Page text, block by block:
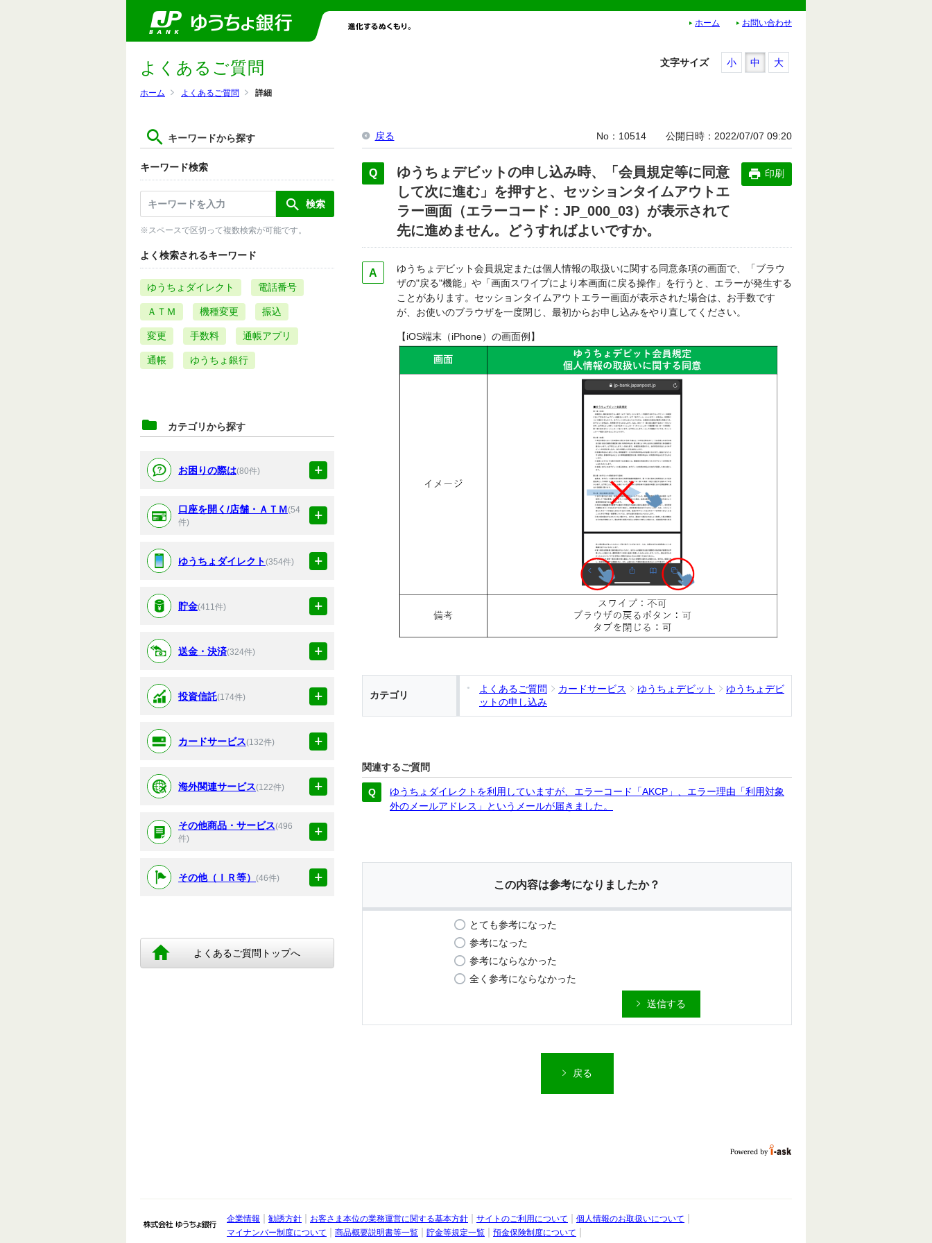
ホーム お問い合わせ
ホーム よくあるご質問 詳細
よくあるご質問
キーワードから探す
キーワード検索
※スペースで区切って複数検索が可能です。
よく検索されるキーワード
ゆうちょダイレクト 電話番号
ＡＴＭ 機種変更 振込
変更 手数料 通帳アプリ
通帳 ゆうちょ銀行
カテゴリから探す
お困りの際は(80件)
口座を開く/店舗・ＡＴＭ(54
件)
ゆうちょダイレクト(354件)
貯金(411件)
送金・決済(324件)
投資信託(174件)
カードサービス(132件)
海外関連サービス(122件)
その他商品・サービス(496
件)
その他（ＩＲ等） (46件)
よくあるご質問トップへ
文字サイズ 小 中 大
戻る No 10514 公開日時 2022/07/07 09:20
ゆうちょデビットの申し込み時、「会員規定等に同意
して次に進む」を押すと、セッションタイムアウトエ
ラー画面（エラーコード：JP_000_03）が表示されて
先に進めません。どうすればよいですか。
印刷
ゆうちょデビット会員規定または個人情報の取扱いに関する同意条項の画面で、「ブラウ
ザの"戻る"機能」や「画面スワイプにより本画面に戻る操作」を行うと、エラーが発生する
ことがあります。セッションタイムアウトエラー画面が表示された場合は、お手数です
が、お使いのブラウザを一度閉じ、最初からお申し込みをやり直してください。
【iOS端末（iPhone）の画面例】
カテゴリ
よくあるご質問 カードサービス ゆうちょデビット
ゆうちょデビ
ットの申し込み
関連するご質問
ゆうちょダイレクトを利用していますが、エラーコード「AKCP」、エラー理由「利用対象
外のメールアドレス」というメールが届きました。
この内容は参考になりましたか？
とても参考になった
参考になった
参考にならなかった
全く参考にならなかった
送信する
戻る
株式会社 ゆうちょ銀行
企業情報 勧誘方針 お客さま本位の業務運営に関する基本方針 サイトのご利用について
個人情報のお取扱いについて
マイナンバー制度について
商品概要説明書等一覧 貯金等規定一覧 預金保険制度について